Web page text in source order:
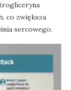
co zwiększa
sercowego.